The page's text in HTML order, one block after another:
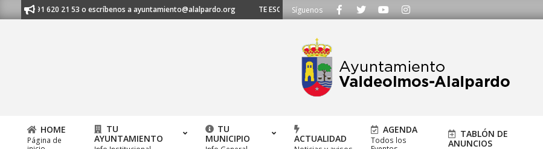
to
al 91 620 21 53 o escríbenos a ayuntamiento@alalpardo.org TE ESCUCHAMOS - Llámanos al 91 620 21 53 o escríbenos a ayuntamiento@alalpardo.org
Síguenos
Primary
HOME
Página de
TU
AYUNTAMIENTO
TU
MUNICIPIO
ACTUALIDAD
AGENDA
Todos los
TABLÓN DE
ANUNCIOS